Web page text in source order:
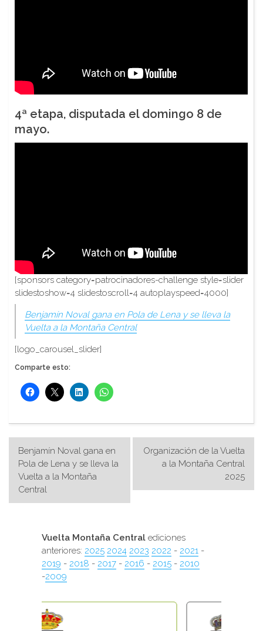
4ª etapa, disputada el domingo 8 de
mayo.
[sponsors category=patrocinadores-challenge style=slider
slidestoshow=4 slidestoscroll=4 autoplayspeed=4000]
Benjamín Noval gana en Pola de Lena y se lleva la
Vuelta a la Montaña Central
[logo_carousel_slider]
Comparte esto:
Navegación
de
entradas
Benjamín Noval gana en
Pola de Lena y se lleva la
Vuelta a la Montaña
Central
Organización de la Vuelta
a la Montaña Central
2025
Vuelta Montaña Central ediciones
anteriores: 2025 2024 2023 2022 - 2021 -
2019 - 2018 - 2017 - 2016 - 2015 - 2010
-2009